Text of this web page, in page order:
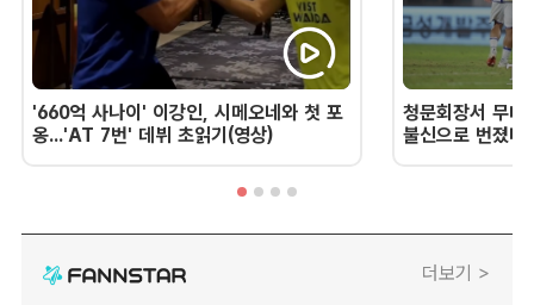
'660억 사나이' 이강인, 시메오네와 첫 포
옹...'AT 7번' 데뷔 초읽기(영상)
청문회장서 무너
불신으로 번졌
더보기 >